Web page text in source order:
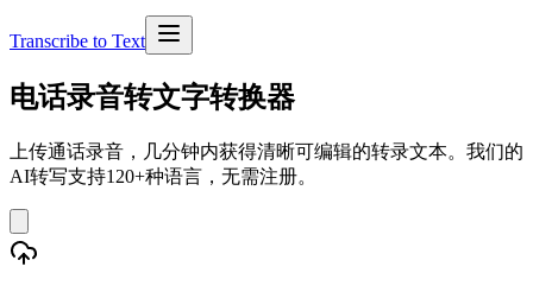
Transcribe to Text
电话录音转文字转换器
上传通话录音，几分钟内获得清晰可编辑的转录文本。我们的
AI转写支持120+种语言，无需注册。